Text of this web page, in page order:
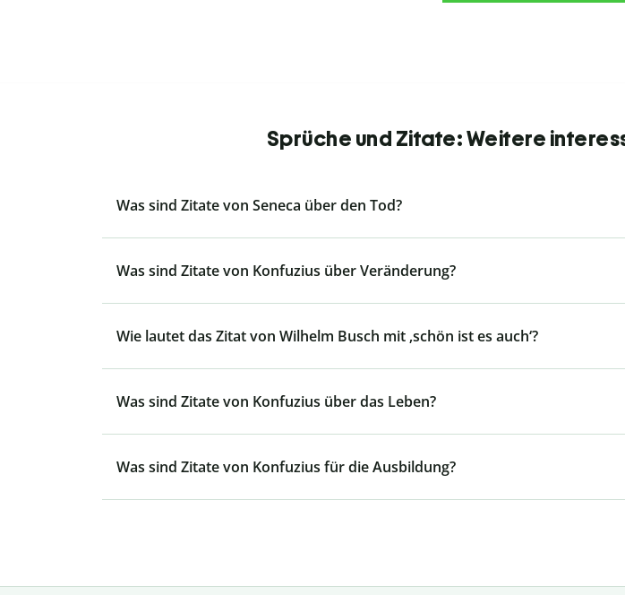
Sprüche und Zitate: Weitere
Was sind Zitate von Seneca über den Tod?
Was sind Zitate von Konfuzius über Veränderung?
Wie lautet das Zitat von Wilhelm Busch mit ‚schön ist es auch‘?
Was sind Zitate von Konfuzius über das Leben?
Was sind Zitate von Konfuzius für die Ausbildung?